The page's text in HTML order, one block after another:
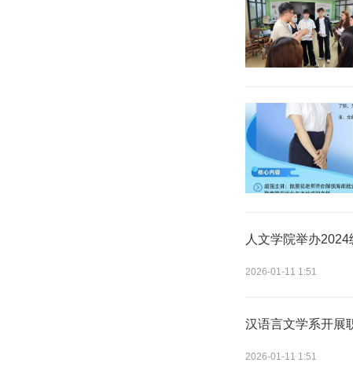
人文学院举办
2026-01-11 1:51
汉语言文学系开展
2026-01-11 1:51